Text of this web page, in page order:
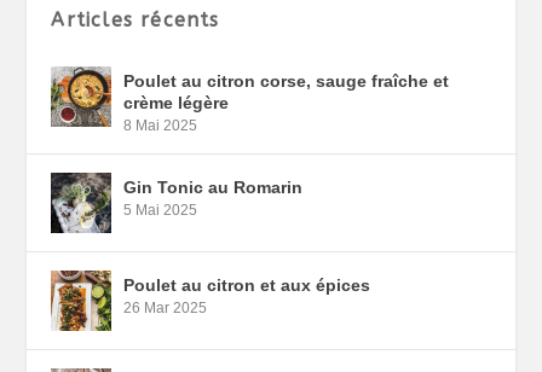
Articles récents
Poulet au citron corse, sauge fraîche et
crème légère
8 Mai 2025
Gin Tonic au Romarin
5 Mai 2025
Poulet au citron et aux épices
26 Mar 2025